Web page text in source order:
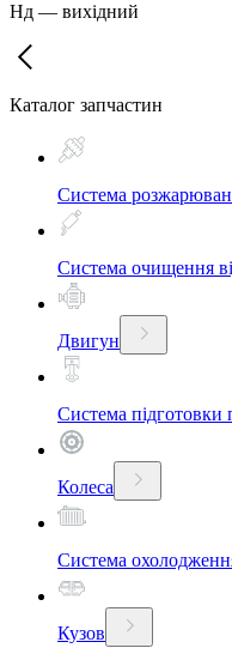
Нд — вихідний
Каталог запчастин
Система
Система очищення
Двигун
Система підготовки
Колеса
Система
Кузов